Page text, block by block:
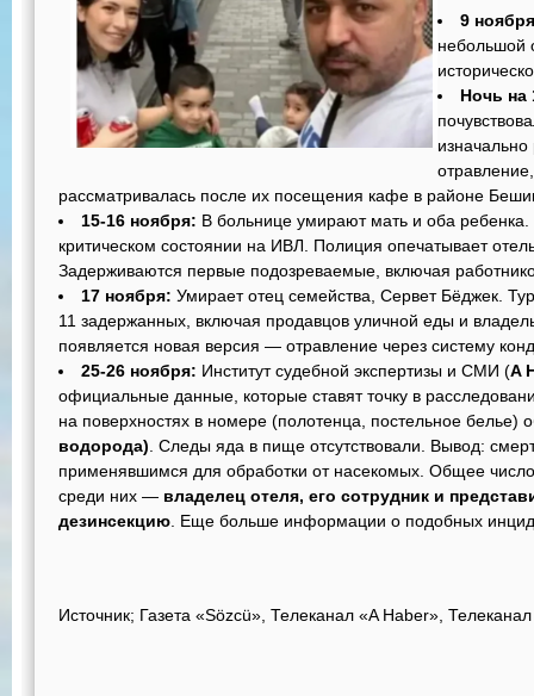
9
небольшой
Ночь на
рассматривалась после их посещения кафе в районе
15-16 ноября: В больнице умирают мать и оба ребенка.
критическом состоянии на ИВЛ. Полиция опечатывает
Задерживаются первые подозреваемые, включая
17 ноября: Умирает отец семейства, Сервет Бёджек.
11 задержанных, включая продавцов уличной еды и
появляется новая версия — отравление через систему
25-26 ноября: Институт судебной экспертизы и СМИ (A
официальные данные, которые ставят точку в
на поверхностях в номере (полотенца, постельное белье)
водорода) . Следы яда в пище отсутствовали. Вывод:
применявшимся для обработки от насекомых. Общее
среди них — владелец отеля, его сотрудник и
дезинсекцию . Еще больше информации о подобных
Источник; Газета «Sözcü», Телеканал «A Haber»,